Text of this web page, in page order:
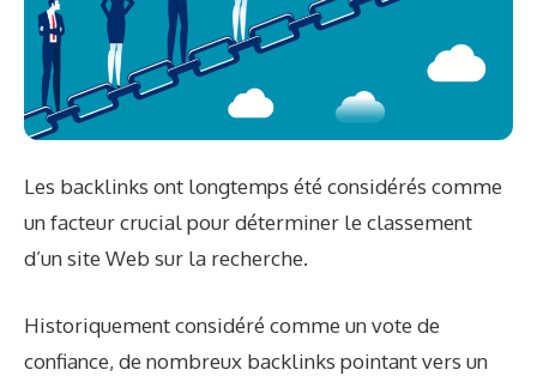
Les backlinks ont longtemps été considérés comme
un facteur crucial pour déterminer le classement
d’un site Web sur la recherche.
Historiquement considéré comme un vote de
confiance, de nombreux backlinks pointant vers un